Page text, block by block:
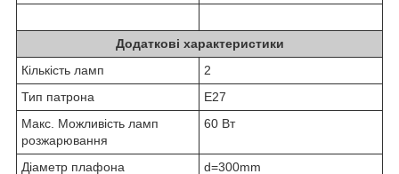
Додаткові характеристики
Кількість ламп
2
Тип патрона
Е27
Макс. Можливість ламп
розжарювання
60 Вт
Діаметр плафона d=300mm